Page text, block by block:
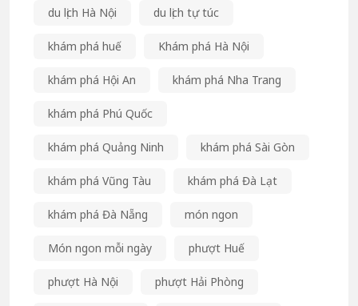
du lịch Hà Nội du lịch tự túc
khám phá huế Khám phá Hà Nội
khám phá Hội An khám phá Nha Trang
khám phá Phú Quốc
khám phá Quảng Ninh khám phá Sài Gòn
khám phá Vũng Tàu khám phá Đà Lạt
khám phá Đà Nẵng món ngon
Món ngon mỗi ngày phượt Huế
phượt Hà Nội phượt Hải Phòng